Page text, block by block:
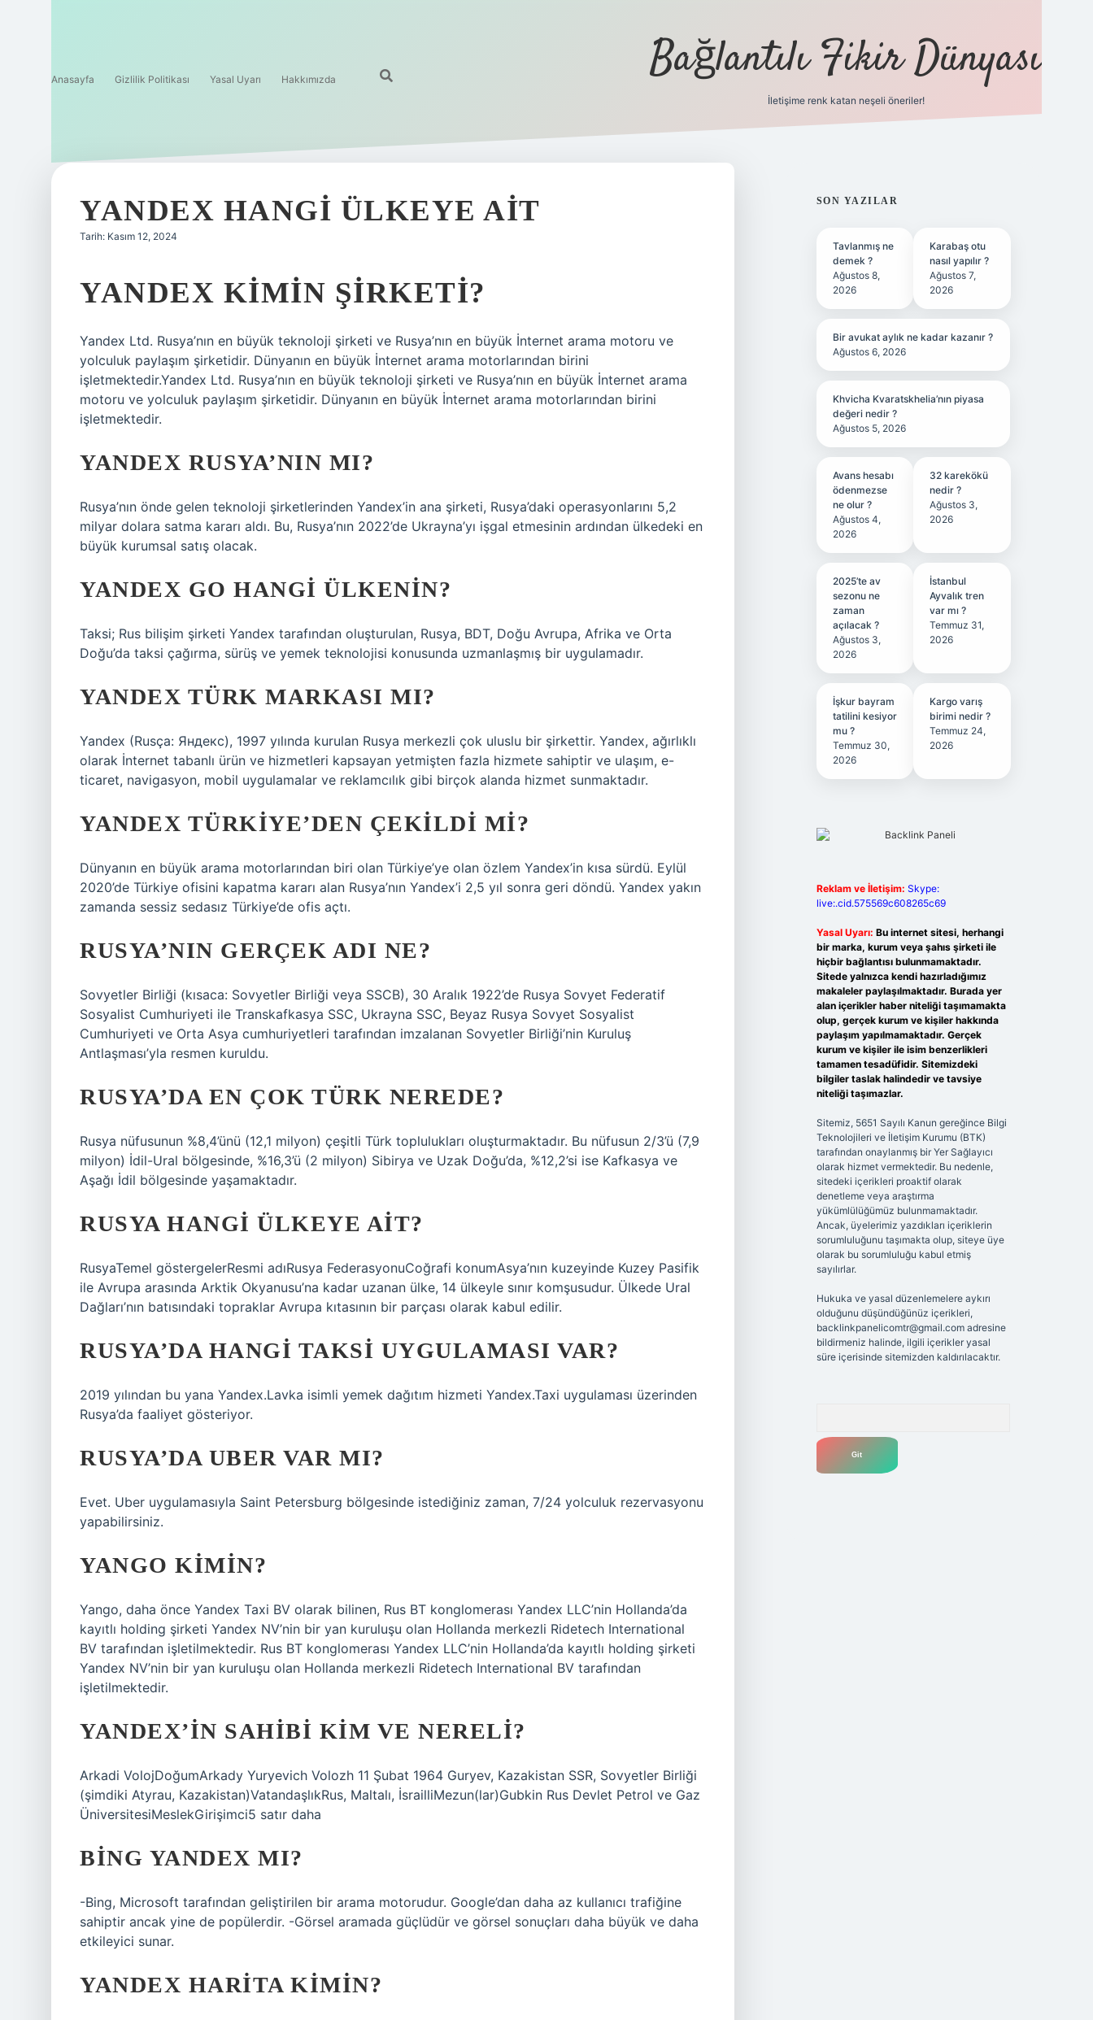
Anasayfa Gizlilik Politikası Yasal Uyarı Hakkımızda Bağlantılı Fikir Dünyası
İletişime renk katan neşeli öneriler!
YANDEX HANGI ÜLKEYE AIT
Tarih: Kasım 12, 2024
YANDEX KIMIN ŞIRKETI?
Yandex Ltd. Rusya’nın en büyük teknoloji şirketi ve Rusya’nın en büyük İnternet arama motoru ve
yolculuk paylaşım şirketidir. Dünyanın en büyük İnternet arama motorlarından birini
işletmektedir.Yandex Ltd. Rusya’nın en büyük teknoloji şirketi ve Rusya’nın en büyük İnternet arama
motoru ve yolculuk paylaşım şirketidir. Dünyanın en büyük İnternet arama motorlarından birini
işletmektedir.
YANDEX RUSYA’NIN MI?
Rusya’nın önde gelen teknoloji şirketlerinden Yandex’in ana şirketi, Rusya’daki operasyonlarını 5,2
milyar dolara satma kararı aldı. Bu, Rusya’nın 2022’de Ukrayna’yı işgal etmesinin ardından ülkedeki en
büyük kurumsal satış olacak.
YANDEX GO HANGI ÜLKENIN?
Taksi; Rus bilişim şirketi Yandex tarafından oluşturulan, Rusya, BDT, Doğu Avrupa, Afrika ve Orta
Doğu’da taksi çağırma, sürüş ve yemek teknolojisi konusunda uzmanlaşmış bir uygulamadır.
YANDEX TÜRK MARKASI MI?
Yandex (Rusça: Яндекс), 1997 yılında kurulan Rusya merkezli çok uluslu bir şirkettir. Yandex, ağırlıklı
olarak İnternet tabanlı ürün ve hizmetleri kapsayan yetmişten fazla hizmete sahiptir ve ulaşım, e-
ticaret, navigasyon, mobil uygulamalar ve reklamcılık gibi birçok alanda hizmet sunmaktadır.
YANDEX TÜRKIYE’DEN ÇEKILDI MI?
Dünyanın en büyük arama motorlarından biri olan Türkiye’ye olan özlem Yandex’in kısa sürdü. Eylül
2020’de Türkiye ofisini kapatma kararı alan Rusya’nın Yandex’i 2,5 yıl sonra geri döndü. Yandex yakın
zamanda sessiz sedasız Türkiye’de ofis açtı.
RUSYA’NIN GERÇEK ADI NE?
Sovyetler Birliği (kısaca: Sovyetler Birliği veya SSCB), 30 Aralık 1922’de Rusya Sovyet Federatif
Sosyalist Cumhuriyeti ile Transkafkasya SSC, Ukrayna SSC, Beyaz Rusya Sovyet Sosyalist
Cumhuriyeti ve Orta Asya cumhuriyetleri tarafından imzalanan Sovyetler Birliği’nin Kuruluş
Antlaşması’yla resmen kuruldu.
RUSYA’DA EN ÇOK TÜRK NEREDE?
Rusya nüfusunun %8,4’ünü (12,1 milyon) çeşitli Türk toplulukları oluşturmaktadır. Bu nüfusun 2/3’ü (7,9
milyon) İdil-Ural bölgesinde, %16,3’ü (2 milyon) Sibirya ve Uzak Doğu’da, %12,2’si ise Kafkasya ve
Aşağı İdil bölgesinde yaşamaktadır.
RUSYA HANGI ÜLKEYE AIT?
RusyaTemel göstergelerResmi adıRusya FederasyonuCoğrafi konumAsya’nın kuzeyinde Kuzey Pasifik
ile Avrupa arasında Arktik Okyanusu’na kadar uzanan ülke, 14 ülkeyle sınır komşusudur. Ülkede Ural
Dağları’nın batısındaki topraklar Avrupa kıtasının bir parçası olarak kabul edilir.
RUSYA’DA HANGI TAKSI UYGULAMASI VAR?
2019 yılından bu yana Yandex.Lavka isimli yemek dağıtım hizmeti Yandex.Taxi uygulaması üzerinden
Rusya’da faaliyet gösteriyor.
RUSYA’DA UBER VAR MI?
Evet. Uber uygulamasıyla Saint Petersburg bölgesinde istediğiniz zaman, 7/24 yolculuk rezervasyonu
yapabilirsiniz.
YANGO KIMIN?
Yango, daha önce Yandex Taxi BV olarak bilinen, Rus BT konglomerası Yandex LLC’nin Hollanda’da
kayıtlı holding şirketi Yandex NV’nin bir yan kuruluşu olan Hollanda merkezli Ridetech International
BV tarafından işletilmektedir. Rus BT konglomerası Yandex LLC’nin Hollanda’da kayıtlı holding şirketi
Yandex NV’nin bir yan kuruluşu olan Hollanda merkezli Ridetech International BV tarafından
işletilmektedir.
YANDEX’IN SAHIBI KIM VE NERELI?
Arkadi VolojDoğumArkady Yuryevich Volozh 11 Şubat 1964 Guryev, Kazakistan SSR, Sovyetler Birliği
(şimdiki Atyrau, Kazakistan)VatandaşlıkRus, Maltalı, İsrailliMezun(lar)Gubkin Rus Devlet Petrol ve Gaz
ÜniversitesiMeslekGirişimci5 satır daha
BING YANDEX MI?
-Bing, Microsoft tarafından geliştirilen bir arama motorudur. Google’dan daha az kullanıcı trafiğine
sahiptir ancak yine de popülerdir. -Görsel aramada güçlüdür ve görsel sonuçları daha büyük ve daha
etkileyici sunar.
YANDEX HARITA KIMIN?
SIDEBAR
SON YAZILAR
Tavlanmış ne
demek ?
Ağustos 8,
2026
Karabaş otu
nasıl yapılır ?
Ağustos 7,
2026
Bir avukat aylık ne kadar kazanır ?
Ağustos 6, 2026
Khvicha Kvaratskhelia’nın piyasa
değeri nedir ?
Ağustos 5, 2026
Avans hesabı
ödenmezse
ne olur ?
Ağustos 4,
2026
32 karekökü
nedir ?
Ağustos 3,
2026
2025’te av
sezonu ne
zaman
açılacak ?
Ağustos 3,
2026
İstanbul
Ayvalık tren
var mı ?
Temmuz 31,
2026
İşkur bayram
tatilini kesiyor
mu ?
Temmuz 30,
2026
Kargo varış
birimi nedir ?
Temmuz 24,
2026
Reklam ve İletişim: Skype:
live:.cid.575569c608265c69
Yasal Uyarı: Bu internet sitesi, herhangi
bir marka, kurum veya şahıs şirketi ile
hiçbir bağlantısı bulunmamaktadır.
Sitede yalnızca kendi hazırladığımız
makaleler paylaşılmaktadır. Burada yer
alan içerikler haber niteliği taşımamakta
olup, gerçek kurum ve kişiler hakkında
paylaşım yapılmamaktadır. Gerçek
kurum ve kişiler ile isim benzerlikleri
tamamen tesadüfidir. Sitemizdeki
bilgiler taslak halindedir ve tavsiye
niteliği taşımazlar.
Sitemiz, 5651 Sayılı Kanun gereğince Bilgi
Teknolojileri ve İletişim Kurumu (BTK)
tarafından onaylanmış bir Yer Sağlayıcı
olarak hizmet vermektedir. Bu nedenle,
sitedeki içerikleri proaktif olarak
denetleme veya araştırma
yükümlülüğümüz bulunmamaktadır.
Ancak, üyelerimiz yazdıkları içeriklerin
sorumluluğunu taşımakta olup, siteye üye
olarak bu sorumluluğu kabul etmiş
sayılırlar.
Hukuka ve yasal düzenlemelere aykırı
olduğunu düşündüğünüz içerikleri,
backlinkpanelicomtr@gmail.comadresine
bildirmeniz halinde, ilgili içerikler yasal
süre içerisinde sitemizden kaldırılacaktır.